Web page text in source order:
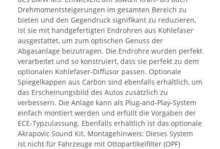
Drehmomentsteigerungen im gesamten Bereich zu
bieten und den Gegendruck signifikant zu reduzieren,
ist sie mit handgefertigten Endrohren aus Kohlefaser
ausgestattet, um zum optischen Genuss der
Abgasanlage beizutragen. Die Endrohre wurden perfekt
verarbeitet und so konstruiert, dass sie perfekt zu dem
optionalen Kohlefaser-Diffusor passen. Optionale
Spiegelkappen aus Carbon sind ebenfalls erhältlich, um
das Erscheinungsbild des Autos zusätzlich zu
verbessern. Die Anlage kann als Plug-and-Play-System
einfach montiert werden und erfüllt die Vorgaben der
ECE-Typzulassung. Ebenfalls erhältlich ist das optionale
Akrapovic Sound Kit. Montagehinweis: Dieses System
ist nicht für Fahrzeuge mit Ottopartikelfilter (OPF)